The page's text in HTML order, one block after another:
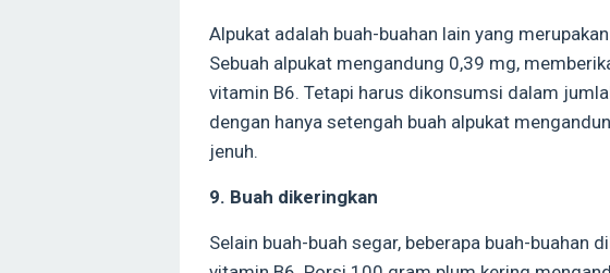
Alpukat adalah buah-buahan lain yang
Sebuah alpukat mengandung 0,39 mg,
vitamin B6. Tetapi harus dikonsumsi dalam
dengan hanya setengah buah alpukat
jenuh.
9. Buah dikeringkan
Selain buah-buah segar, beberapa buah-buahan